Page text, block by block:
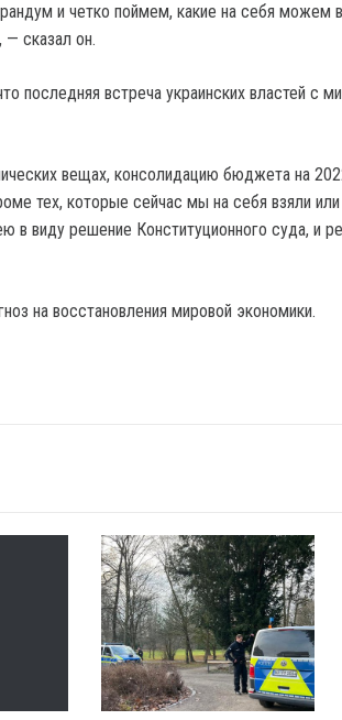
и четко поймем, какие на себя можем
сказал он.
последняя встреча украинских властей с
вещах, консолидацию бюджета на
тех, которые сейчас мы на себя взяли
в виду решение Конституционного суда, и
на восстановления мировой экономики.